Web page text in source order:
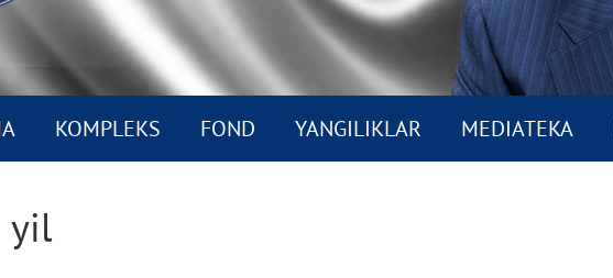
KOMPLEKS FOND YANGILIKLAR MEDIATEKA
yil